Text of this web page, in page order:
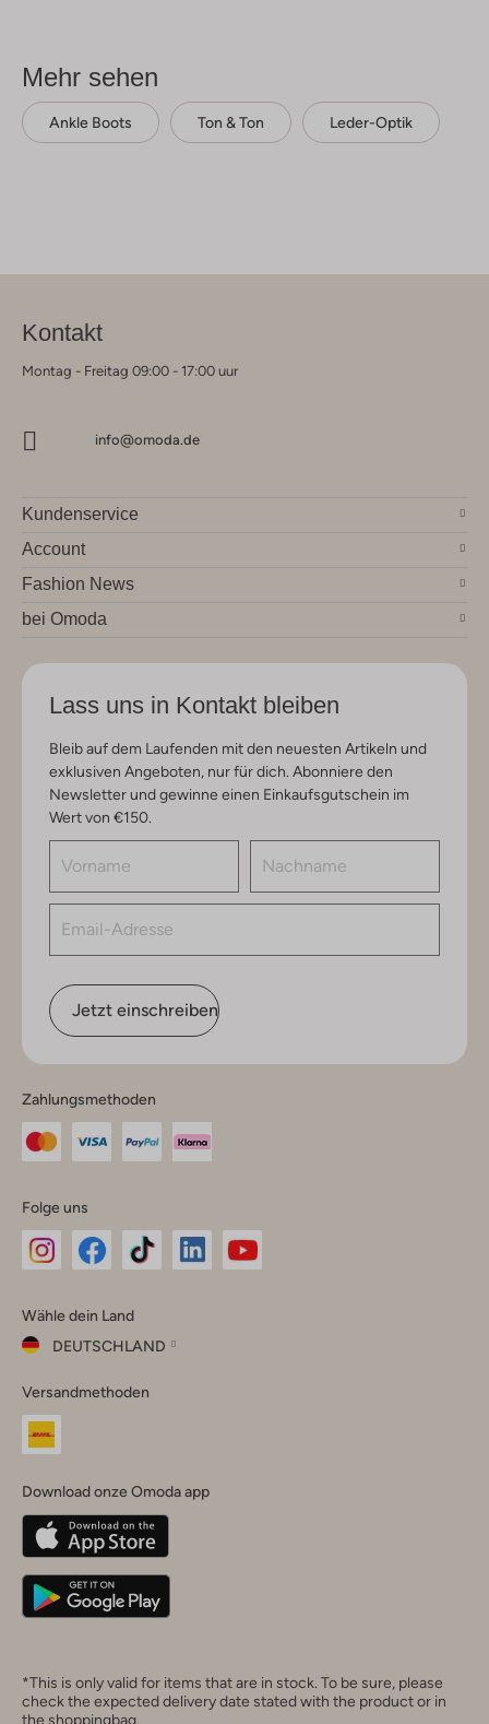
Mehr sehen
Ankle Boots Ton & Ton Leder-Optik
Kontakt
Montag - Freitag 09:00 - 17:00 uur
info@omoda.de
Kundenservice
Account
Fashion News
bei Omoda
Lass uns in Kontakt bleiben
Bleib auf dem Laufenden mit den neuesten Artikeln und
exklusiven Angeboten, nur für dich. Abonniere den
Newsletter und gewinne einen Einkaufsgutschein im
Wert von €150.
Jetzt einschreiben
Zahlungsmethoden
Folge uns
Instagram
Facebook
TikTok
Wähle dein Land
DEUTSCHLAND
dein
Land
Belgique(Français)
Deutschland
Versandmethoden
Download onze Omoda app
*This is only valid for items that are in stock. To be sure, please
check the expected delivery date stated with the product or in
the shoppingbag.